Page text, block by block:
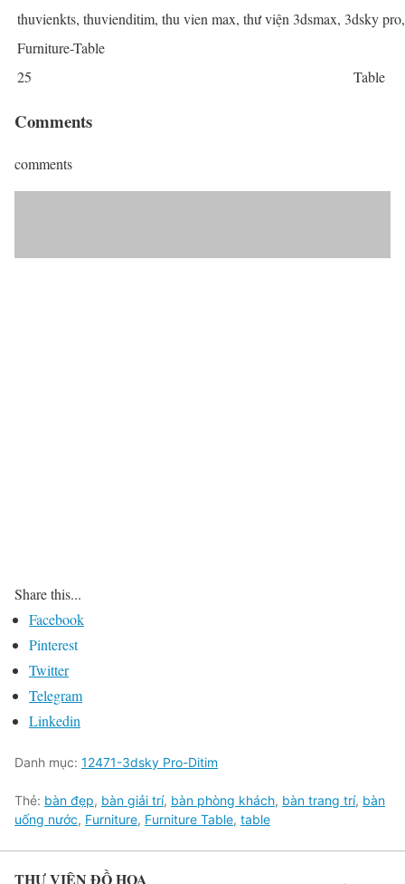
thuvienkts, thuvienditim, thu vien max, thư viện 3dsmax, 3dsky
Furniture-Table
25
Table
Comments
comments
Share this...
Facebook
Pinterest
Twitter
Telegram
Linkedin
Danh mục: 12471-3dsky Pro-Ditim
Thẻ: bàn đẹp, bàn giải trí, bàn phòng khách, bàn trang trí, bàn
uống nước, Furniture, Furniture Table, table
THƯ VIỆN ĐỒ HỌA